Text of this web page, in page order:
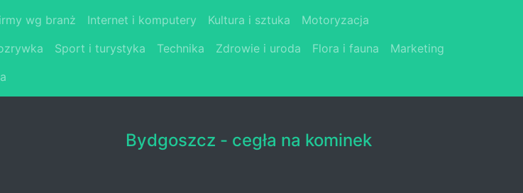
wg branż Internet i komputery Kultura i sztuka
Motoryzacja
Sport i turystyka Technika Zdrowie i uroda Flora i fauna
Marketing
Bydgoszcz - cegła na kominek